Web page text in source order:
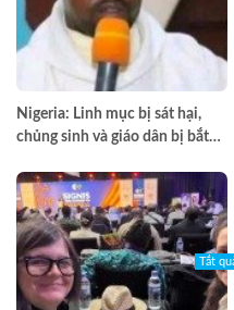
Nigeria: Linh mục bị sát hại,
chủng sinh và giáo dân bị bắt
Tắt